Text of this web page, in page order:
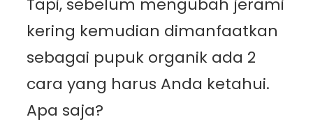
Tapi, sebelum mengubah jerami
kering kemudian dimanfaatkan
sebagai pupuk organik ada 2
cara yang harus Anda ketahui.
Apa saja?